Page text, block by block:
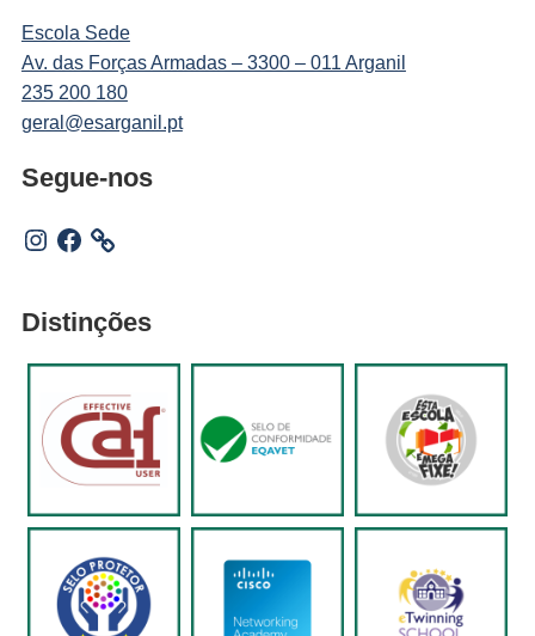
Escola Sede
Av. das Forças Armadas – 3300 – 011 Arganil
235 200 180
geral@esarganil.pt
Segue-nos
Instagram
Facebook
Distinções